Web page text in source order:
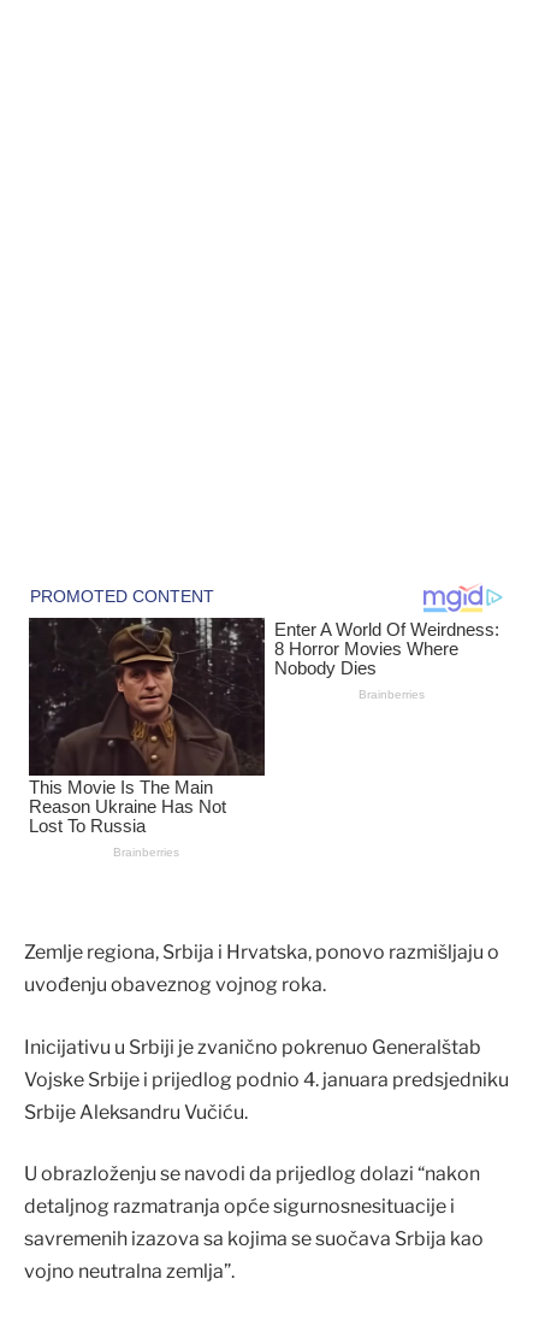
Zemlje regiona, Srbija i Hrvatska, ponovo razmišljaju o
uvođenju obaveznog vojnog roka.
Inicijativu u Srbiji je zvanično pokrenuo Generalštab
Vojske Srbije i prijedlog podnio 4. januara predsjedniku
Srbije Aleksandru Vučiću.
U obrazloženju se navodi da prijedlog dolazi “nakon
detaljnog razmatranja opće sigurnosnesituacije i
savremenih izazova sa kojima se suočava Srbija kao
vojno neutralna zemlja”.